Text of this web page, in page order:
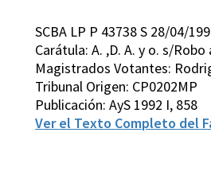
SCBA LP P 43738 S 28/04/
Carátula: A. ,D. A. y o. s/
Magistrados Votantes:
Tribunal Origen: CP0202MP
Publicación: AyS 1992 I, 858
Ver el Texto Completo del